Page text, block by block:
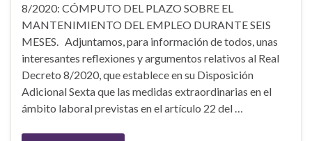
8/2020: CÓMPUTO DEL PLAZO SOBRE EL
MANTENIMIENTO DEL EMPLEO DURANTE SEIS
MESES. Adjuntamos, para información de todos, unas
interesantes reflexiones y argumentos relativos al Real
Decreto 8/2020, que establece en su Disposición
Adicional Sexta que las medidas extraordinarias en el
ámbito laboral previstas en el artículo 22 del …